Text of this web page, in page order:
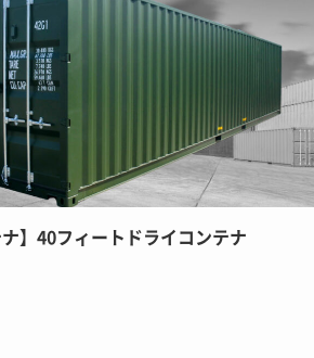
ナ】40フィートドライコンテナ